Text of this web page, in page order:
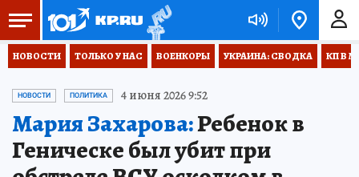
НОВОСТИ ТОЛЬКО У НАС ВОЕНКОРЫ УКРАИНА: СВОДКА КП В
НОВОСТИ ПОЛИТИКА 4 июня 2026 9:52
Мария Захарова:Ребенок в
Геническе был убит при